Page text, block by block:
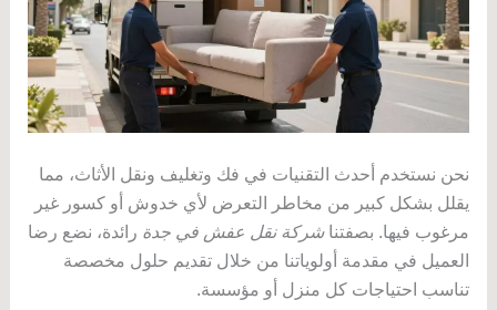
نحن نستخدم أحدث التقنيات في فك وتغليف ونقل الأثاث، مما
يقلل بشكل كبير من مخاطر التعرض لأي خدوش أو كسور غير
مرغوب فيها. بصفتناشركة نقل عفش في جدة رائدة، نضع رضا
العميل في مقدمة أولوياتنا من خلال تقديم حلول مخصصة
تناسب احتياجات كل منزل أو مؤسسة.